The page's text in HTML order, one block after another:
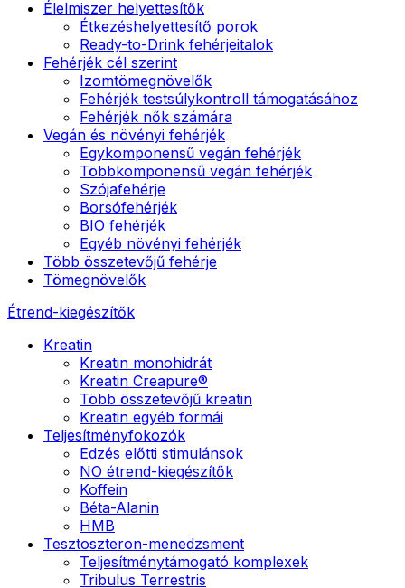
Élelmiszer helyettesítők
Étkezéshelyettesítő porok
Ready-to-Drink fehérjeitalok
Fehérjék cél szerint
Izomtömegnövelők
Fehérjék testsúlykontroll támogatásához
Fehérjék nők számára
Vegán és növényi fehérjék
Egykomponensű vegán fehérjék
Többkomponensű vegán fehérjék
Szójafehérje
Borsófehérjék
BIO fehérjék
Egyéb növényi fehérjék
Több összetevőjű fehérje
Tömegnövelők
Étrend-kiegészítők
Kreatin
Kreatin monohidrát
Kreatin Creapure®
Több összetevőjű kreatin
Kreatin egyéb formái
Teljesítményfokozók
Edzés előtti stimulánsok
NO étrend-kiegészítők
Koffein
Béta-Alanin
HMB
Tesztoszteron-menedzsment
Teljesítménytámogató komplexek
Tribulus Terrestris